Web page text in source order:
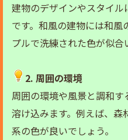
建物のデザインやスタイ
です。和風の建物には和
プルで洗練された色が似合
2. 周囲の環境
周囲の環境や風景と調和
溶け込みます。例えば、
系の色が良いでしょう。